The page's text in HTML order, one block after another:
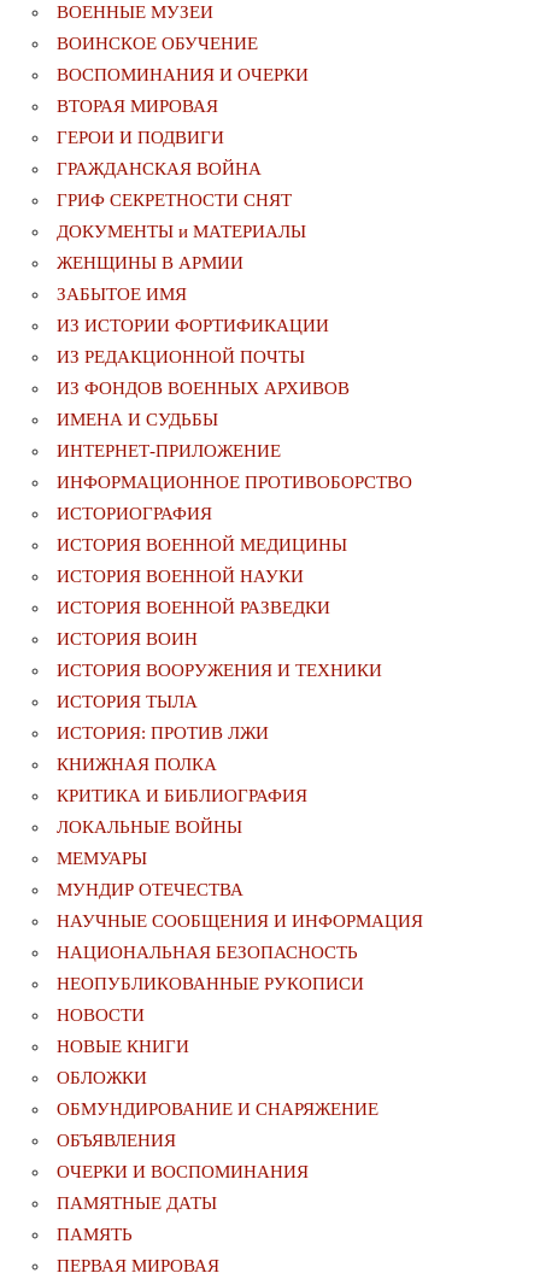
ВОЕННЫЕ МУЗЕИ
ВОИНСКОЕ ОБУЧЕНИЕ
ВОСПОМИНАНИЯ И ОЧЕРКИ
ВТОРАЯ МИРОВАЯ
ГЕРОИ И ПОДВИГИ
ГРАЖДАНСКАЯ ВОЙНА
ГРИФ СЕКРЕТНОСТИ СНЯТ
ДОКУМЕНТЫ и МАТЕРИАЛЫ
ЖЕНЩИНЫ В АРМИИ
ЗАБЫТОЕ ИМЯ
ИЗ ИСТОРИИ ФОРТИФИКАЦИИ
ИЗ РЕДАКЦИОННОЙ ПОЧТЫ
ИЗ ФОНДОВ ВОЕННЫХ АРХИВОВ
ИМЕНА И СУДЬБЫ
ИНТЕРНЕТ-ПРИЛОЖЕНИЕ
ИНФОРМАЦИОННОЕ ПРОТИВОБОРСТВО
ИСТОРИОГРАФИЯ
ИСТОРИЯ ВОЕННОЙ МЕДИЦИНЫ
ИСТОРИЯ ВОЕННОЙ НАУКИ
ИСТОРИЯ ВОЕННОЙ РАЗВЕДКИ
ИСТОРИЯ ВОИН
ИСТОРИЯ ВООРУЖЕНИЯ И ТЕХНИКИ
ИСТОРИЯ ТЫЛА
ИСТОРИЯ: ПРОТИВ ЛЖИ
КНИЖНАЯ ПОЛКА
КРИТИКА И БИБЛИОГРАФИЯ
ЛОКАЛЬНЫЕ ВОЙНЫ
МЕМУАРЫ
МУНДИР ОТЕЧЕСТВА
НАУЧНЫЕ СООБЩЕНИЯ И ИНФОРМАЦИЯ
НАЦИОНАЛЬНАЯ БЕЗОПАСНОСТЬ
НЕОПУБЛИКОВАННЫЕ РУКОПИСИ
НОВОСТИ
НОВЫЕ КНИГИ
ОБЛОЖКИ
ОБМУНДИРОВАНИЕ И СНАРЯЖЕНИЕ
ОБЪЯВЛЕНИЯ
ОЧЕРКИ И ВОСПОМИНАНИЯ
ПАМЯТНЫЕ ДАТЫ
ПАМЯТЬ
ПЕРВАЯ МИРОВАЯ